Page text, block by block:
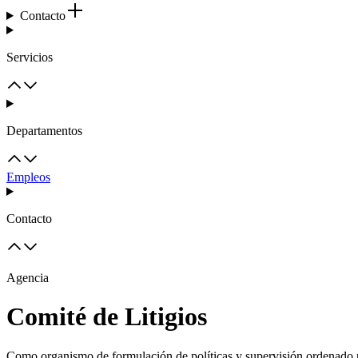
Contacto
Servicios
Departamentos
Empleos
Contacto
Agencia
Comité de Litigios